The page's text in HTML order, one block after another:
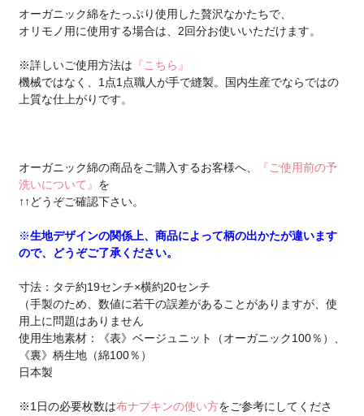
オーガニック綿をたっぷり使用した贅沢なかたちで、
オリモノ用に使用する場合は、2回分お使いいただけます。
※詳しいご使用方法は 『こちら』
機械ではなく、1点1点職人が手で縫製。国内生産でならではの
上質な仕上がりです。
オーガニック綿の商品をご購入するお客様へ、
『ご使用前の予
洗いについて』 を
↑↑どうぞご確認下さい。
※生地デザインの関係上、商品によって柄の出かたが違います
ので、どうぞご了承ください。
寸法：タテ約19センチ×横約20センチ
（手製のため、数値に若干の誤差があることがありますが、使
用上に問題はありません
使用生地素材：《表》ベージュニット（オーガニック100％）、
《裏》柄生地（綿100％）
日本製
※1日の必要枚数は布ナプキンの使い方をご参考にしてくださ